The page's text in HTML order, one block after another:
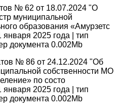
№ 62 от 18.07.2024 "О
муниципальной
образования «Амурзетс
января 2025 года | тип
документа 0.002Mb
№ 86 от 24.12.2024 "Об
собственности МО
по состо
января 2025 года | тип
документа 0.002Mb